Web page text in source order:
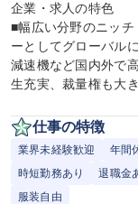
企業・求人の特色
■幅広い分野のニッ
ーとしてグローバル
減速機など国内外で
生充実、裁量権も大
仕事の特徴
業界未経験歓迎 年間
時短勤務あり
退職金
服装自由